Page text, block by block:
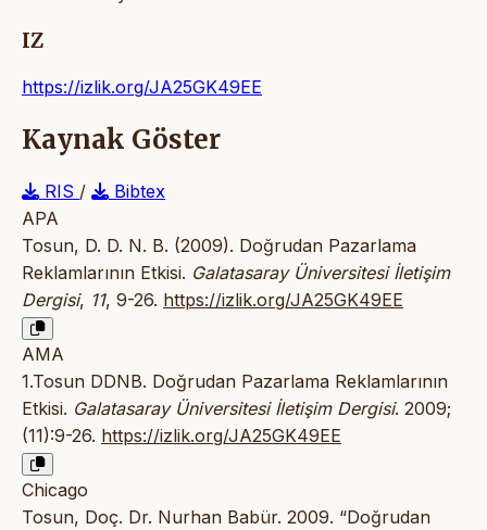
IZ
https://izlik.org/JA25GK49EE
Kaynak Göster
RIS /
Bibtex
APA
Tosun, D. D. N. B. (2009). Doğrudan Pazarlama
Reklamlarının Etkisi. Galatasaray Üniversitesi İletişim
Dergisi, 11, 9-26. https://izlik.org/JA25GK49EE
AMA
1.Tosun DDNB. Doğrudan Pazarlama Reklamlarının
Etkisi. Galatasaray Üniversitesi İletişim Dergisi. 2009;
(11):9-26. https://izlik.org/JA25GK49EE
Chicago
Tosun, Doç. Dr. Nurhan Babür. 2009. “Doğrudan